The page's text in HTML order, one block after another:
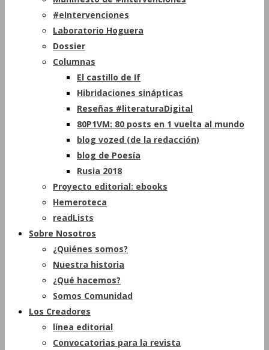
#eIntervenciones
Laboratorio Hoguera
Dossier
Columnas
El castillo de If
Hibridaciones sinápticas
Reseñas #literaturaDigital
80P1VM: 80 posts en 1 vuelta al mundo
blog vozed (de la redacción)
blog de Poesía
Rusia 2018
Proyecto editorial: ebooks
Hemeroteca
readLists
Sobre Nosotros
¿Quiénes somos?
Nuestra historia
¿Qué hacemos?
Somos Comunidad
Los Creadores
línea editorial
Convocatorias para la revista